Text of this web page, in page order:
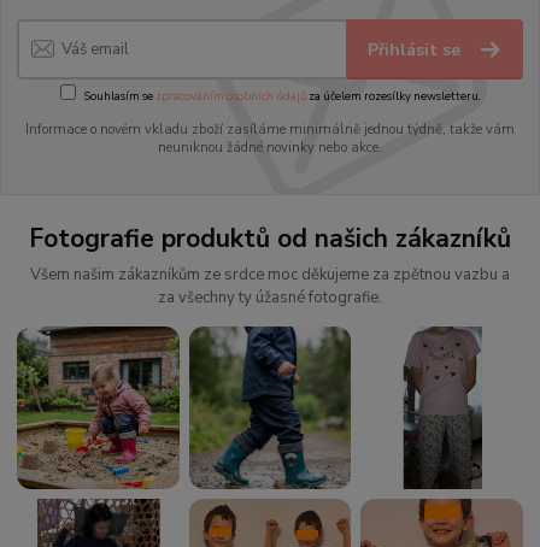
Přihlásit se
Souhlasím se zpracováním osobních údajůza účelem rozesílky newsletteru.
Informace o novém vkladu zboží zasíláme minimálně jednou týdně, takže vám
neuniknou žádné novinky nebo akce.
Fotografie produktů od našich zákazníků
Všem našim zákazníkům ze srdce moc děkujeme za zpětnou vazbu a
za všechny ty úžasné fotografie.